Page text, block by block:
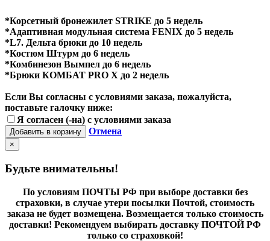
*Корсетный бронежилет STRIKE до 5 недель
*Адаптивная модульная система FENIX до 5 недель
*L7. Дельта брюки до 10 недель
*Костюм Штурм до 6 недель
*Комбинезон Вымпел до 6 недель
*Брюки КОМБАТ PRO X до 2 недель
Если Вы согласны с условиями заказа, пожалуйста,
поставьте галочку ниже:
Я согласен (-на) с условиями заказа
Добавить в корзину Отмена
×
Будьте внимательны!
По условиям ПОЧТЫ РФ при выборе доставки без
страховки, в случае утери посылки Почтой, стоимость
заказа не будет возмещена. Возмещается только стоимость
доставки! Рекомендуем выбирать доставку ПОЧТОЙ РФ
только со страховкой!